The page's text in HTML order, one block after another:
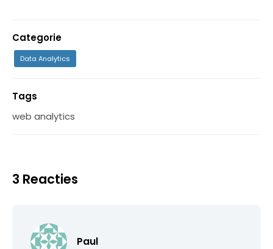
Categorie
Data Analytics
Tags
web analytics
3 Reacties
Paul